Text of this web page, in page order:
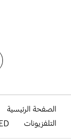
الصفحة الرئيسية
التلفزيونات